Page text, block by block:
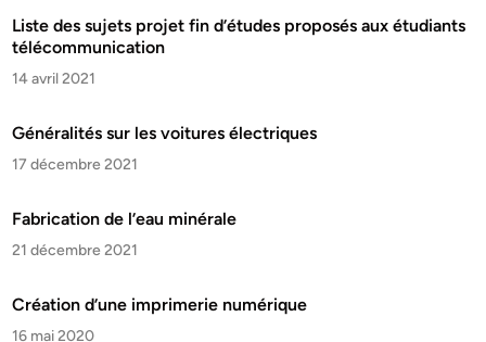
Liste des sujets projet fin d’études proposés aux étudiants
télécommunication
14 avril 2021
Généralités sur les voitures électriques
17 décembre 2021
Fabrication de l’eau minérale
21 décembre 2021
Création d’une imprimerie numérique
16 mai 2020